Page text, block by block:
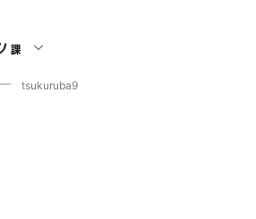
tsukuruba9